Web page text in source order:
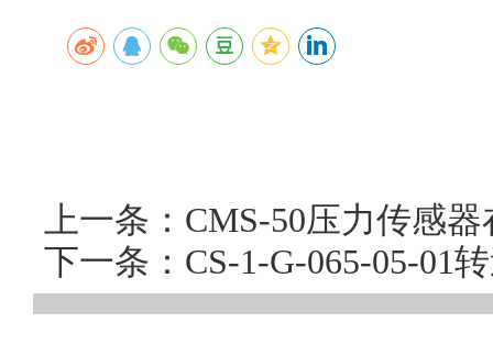
上一条：CMS-50压力传感
下一条：CS-1-G-065-05-01